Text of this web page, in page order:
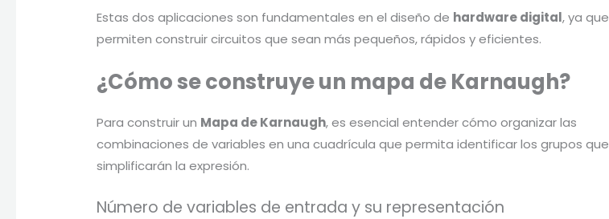
Estas dos aplicaciones son fundamentales en el diseño de hardware digital, ya que
permiten construir circuitos que sean más pequeños, rápidos y eficientes.
¿Cómo se construye un mapa de Karnaugh?
Para construir un Mapa de Karnaugh, es esencial entender cómo organizar las
combinaciones de variables en una cuadrícula que permita identificar los grupos que
simplificarán la expresión.
Número de variables de entrada y su representación